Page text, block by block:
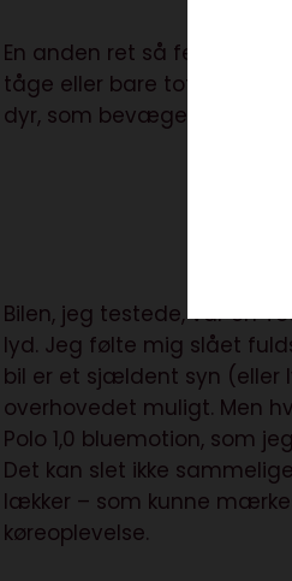
En anden ret så fed
tåge eller bare total
dyr, som bevæger sig ude
Bilen, jeg testede, var en
lyd. Jeg følte mig slået
bil er et sjældent syn (eller
overhovedet muligt. Men
Polo 1,0 bluemotion, som
Det kan slet ikke
lækker – som kunne
køreoplevelse.